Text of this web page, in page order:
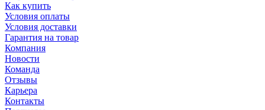
Как купить
Условия оплаты
Условия доставки
Гарантия на товар
Компания
Новости
Команда
Отзывы
Карьера
Контакты